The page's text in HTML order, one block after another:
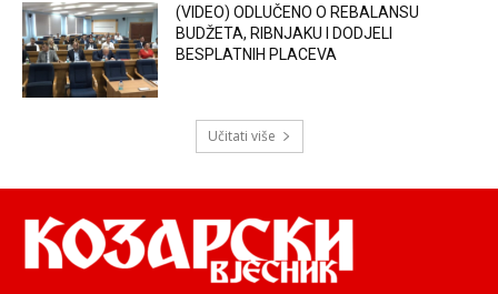
(VIDEO) ODLUČENO O REBALANSU
BUDŽETA, RIBNJAKU I DODJELI
BESPLATNIH PLACEVA
Učitati više